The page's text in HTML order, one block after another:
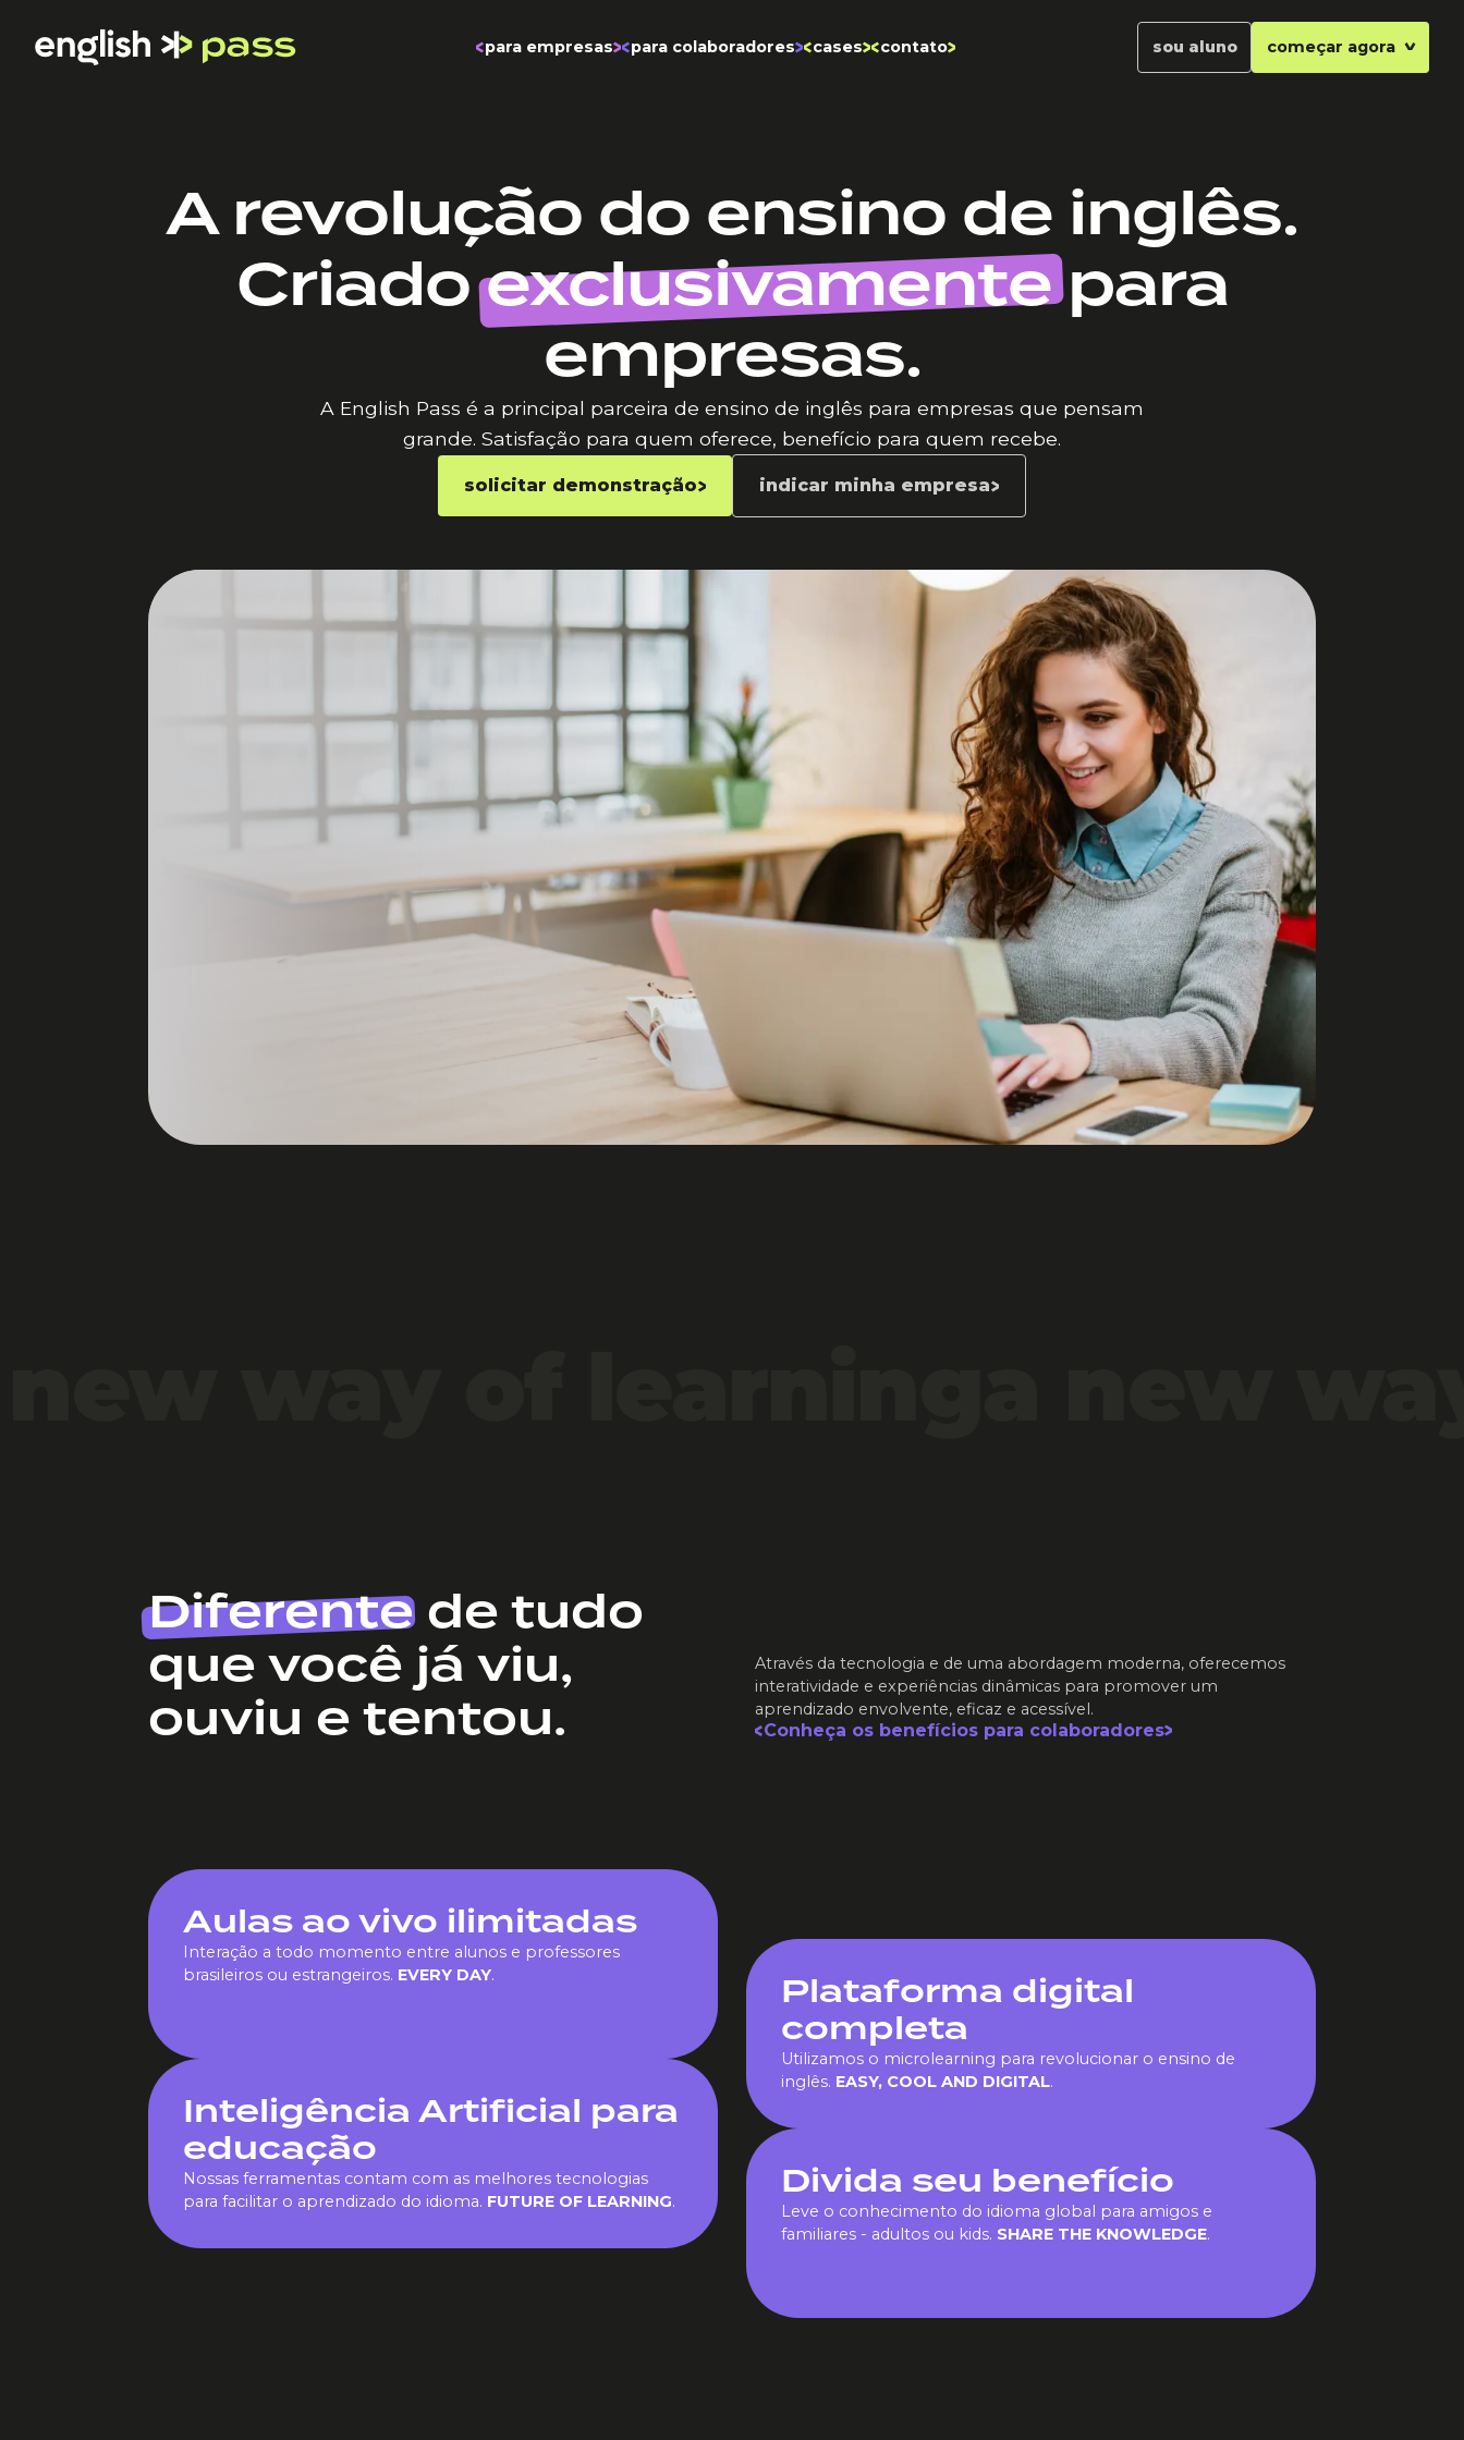
para empresas para colaboradores cases contato sou aluno começar agora
A revolução do ensino de inglês.
Criadoexclusivamentepara
empresas.
A English Pass é a principal parceira de ensino de inglês para empresas que pensam
grande. Satisfação para quem oferece, benefício para quem recebe.
solicitar demonstração indicar minha empresa
Diferentede tudo
que você já viu,
ouviu e tentou.
Através da tecnologia e de uma abordagem moderna, oferecemos
interatividade e experiências dinâmicas para promover um
aprendizado envolvente, eficaz e acessível.
Conheça os benefícios para colaboradores
Aulas ao vivo ilimitadas
Interação a todo momento entre alunos e professores
brasileiros ou estrangeiros. EVERY DAY. Plataforma digital
completa
Utilizamos o microlearning para revolucionar o ensino de
inglês. EASY, COOL AND DIGITAL.
Inteligência Artificial para
educação
Nossas ferramentas contam com as melhores tecnologias
para facilitar o aprendizado do idioma. FUTURE OF LEARNING. Divida seu benefício
Leve o conhecimento do idioma global para amigos e
familiares - adultos ou kids. SHARE THE KNOWLEDGE.